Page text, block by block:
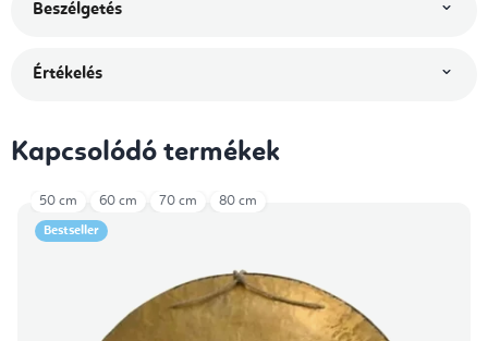
Beszélgetés
Értékelés
Kapcsolódó termékek
Bestseller
50 cm 60 cm 70 cm 80 cm